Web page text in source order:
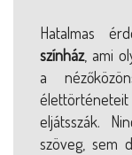
Hatalmas
színház, ami
a
eljátsszák.
szöveg, sem